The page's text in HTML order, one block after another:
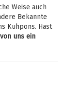
Weise auch
Bekannte
Kuhpons. Hast
uns ein